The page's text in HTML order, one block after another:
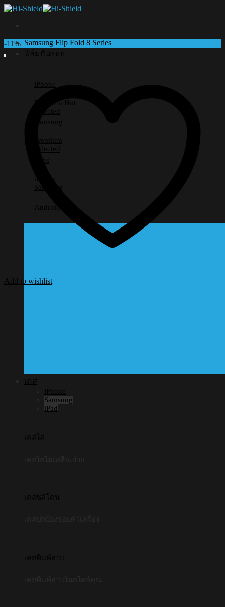
Skip
Samsung Flip Fold 8 Series
ฟิล์มกันรอย
iPhone
Premium
Selected
Samsung
Premium
Selected
Lens
iPhone
Samsung
Android อื่นๆ
เคส
iPhone
Samsung
iPad
เคสใส
เคสซิลิโคน
เคสพิมพ์ลาย
-11%
Add to wishlist